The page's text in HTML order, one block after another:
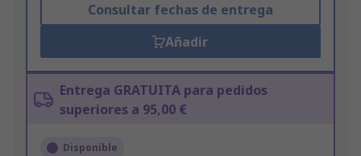
Consultar fechas de entrega
Añadir
Entrega GRATUITA para pedidos
superiores a 95,00 €
Disponible